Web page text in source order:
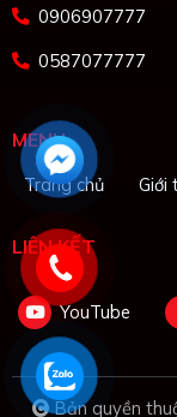
0906907777
0587077777
MENU
Trang chủ Giới
LIÊN KẾT
YouTube
Bản quyền